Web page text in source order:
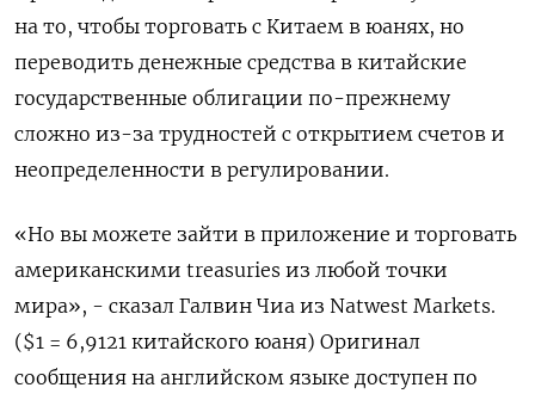
на то, чтобы торговать с Китаем в юанях, но
переводить денежные средства в китайские
государственные облигации по-прежнему
сложно из-за трудностей с открытием счетов и
неопределенности в регулировании.
«Но вы можете зайти в приложение и торговать
американскими treasuries из любой точки
мира», - сказал Галвин Чиа из Natwest Markets.
($1 = 6,9121 китайского юаня) Оригинал
сообщения на английском языке доступен по